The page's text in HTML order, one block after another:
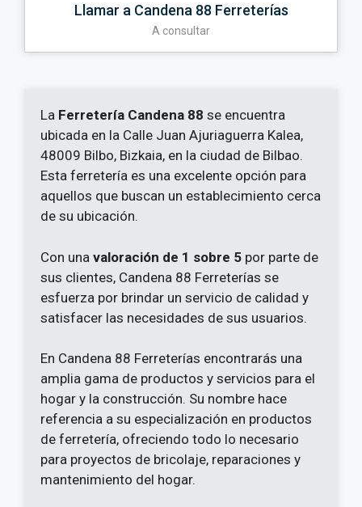
Llamar a Candena 88 Ferreterías
A consultar
La Ferretería Candena 88 se encuentra
ubicada en la Calle Juan Ajuriaguerra Kalea,
48009 Bilbo, Bizkaia, en la ciudad de Bilbao.
Esta ferretería es una excelente opción para
aquellos que buscan un establecimiento cerca
de su ubicación.
Con una valoración de 1 sobre 5 por parte de
sus clientes, Candena 88 Ferreterías se
esfuerza por brindar un servicio de calidad y
satisfacer las necesidades de sus usuarios.
En Candena 88 Ferreterías encontrarás una
amplia gama de productos y servicios para el
hogar y la construcción. Su nombre hace
referencia a su especialización en productos
de ferretería, ofreciendo todo lo necesario
para proyectos de bricolaje, reparaciones y
mantenimiento del hogar.